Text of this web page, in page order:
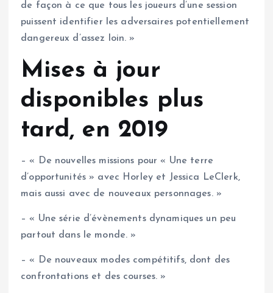
de façon à ce que tous les joueurs d’une session
puissent identifier les adversaires potentiellement
dangereux d’assez loin. »
Mises à jour
disponibles plus
tard, en 2019
– « De nouvelles missions pour « Une terre
d’opportunités » avec Horley et Jessica LeClerk,
mais aussi avec de nouveaux personnages. »
– « Une série d’évènements dynamiques un peu
partout dans le monde. »
– « De nouveaux modes compétitifs, dont des
confrontations et des courses. »